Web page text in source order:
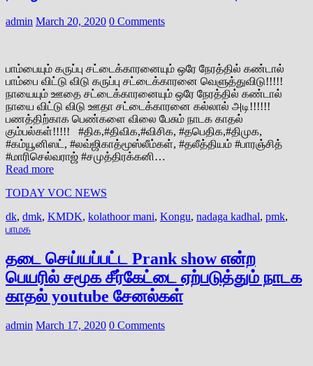
admin March 20, 2020 0 Comments
பாம்பையும் கருப்பு சட்டைக்காரனையும் ஒரே நேரத்தில் கண்டால்
பாம்பை விட்டு விடு கருப்பு சட்டைக்காரனை வெளுத்துவிடு!!!!!
நாயையும் ஊதை சட்டைக்காரனையும் ஒரே நேரத்தில் கண்டால்
நாயை விட்டு விடு ஊதா சட்டைக்காரனை கல்லால் அடி!!!!!!
பணத்திற்காக பெண்களை விலை பேசும் நாடக காதல்
கும்பல்கள்!!!!! #திக,#திவிக,#விசிக, #தபெதிக,#திமுக,
#கம்யூனிஸட், #லவ்ஜிகாத்மூஸ்லீம்கள், #தலீத்தியம் #பாரஞ்சித்
#மாரிசெல்வராஜ் #சமுத்திரக்கனி…
Read more
TODAY VOC NEWS
dk, dmk, KMDK, kolathoor mani, Kongu, nadaga kadhal, pmk,
பாமக
தடை செய்யப்பட்ட Prank show என்ற
பெயரில் சமூக சீர்கேட்டை ஏற்படுத்தும் நாடக
காதல் youtube சேனல்கள்
admin March 17, 2020 0 Comments